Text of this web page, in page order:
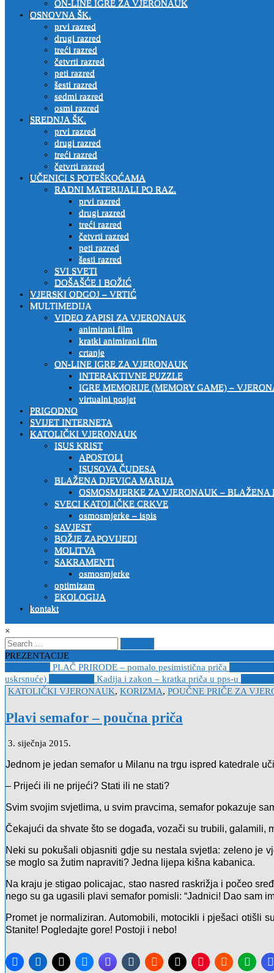
ON-LINE IGRE ZA VJERONAUK
OSNOVNA ŠK.
prvi razred
drugi razred
treći razred
četvrti razred
peti razred
šesti razred
sedmi razred
osmi razred
SREDNJA ŠK.
prvi razred
drugi razred
treći razred
četvrti razred
UČENICI S POTEŠKOĆAMA
RADNI MATERIJALI PO RAZ.
prvi razred
drugi razred
treći razred
četvrti razred
peti razred
šesti razred
SVI SVETI
DOŠAŠĆE I BOŽIĆ
VJERSKI ODGOJ – VRTIĆ
MULTIMEDIJA
VIDEO ZAPISI ZA VJERONAUK
animirani film
kratki animirani film
crtanje
ON-LINE IGRE ZA VJERONAUK
INTERAKTIVNE PUZZLE
IGRE MEMORIJE (MEMORY GAME) –
virtualni posjet
PRIGODNO
SVIJET INTERNETA
KATOLIČKI VJERONAUK
ISUS KRIST
APOSTOLI
ISUSOVA ČUDESA
BLAŽENA DJEVICA MARIJA
OSMOSMJERKE ZA VJERONAUK – BLAŽENA
SVECI KATOLIČKE CRKVE
osmosmjerke – ispis
SAVJEST
BOŽJE ZAPOVIJEDI
MOLITVA
SAKRAMENTI
osmosmjerke
optimizam
EKOLOGIJA
kontakt
×
Search
for:
PREZENTACIJE
PLAČ PRIRODE – pomalo pesimistična priča
uskrsnuće)
Kadija i zakon – kratka priča u pps-u
Posted
KATOLIČKI VJERONAUK, KORIZMA, POUČNE PRIČE ZA
Plavi semafor – poučna priča
3. siječnja 2015.
Jednom je jedan semafor u Milanu na trgu ispred katedrale
– Prijeći ili ne prijeći? Stati ili ne stati?
Svim svojim svjetlima, u svim pravcima, semafor pokazuje
Čekajući da shvate što se događa, vozači su trubili, galamili,
Neki su pokušali objasniti gdje su nestala svjetla: zeleno je
se moglo sa žutim napraviti? Jedna lijepa kišna kabanica.
Na kraju je stigao policajac, stao nasred raskrižja i počeo
nego su ga ugasili plavi semafor pomisli: “Jadnici! Dao sam
Promet je normaliziran. Automobili, motocikli i pješaci otišli
Stanite! Pogledajte gore! Postoji i nebo!